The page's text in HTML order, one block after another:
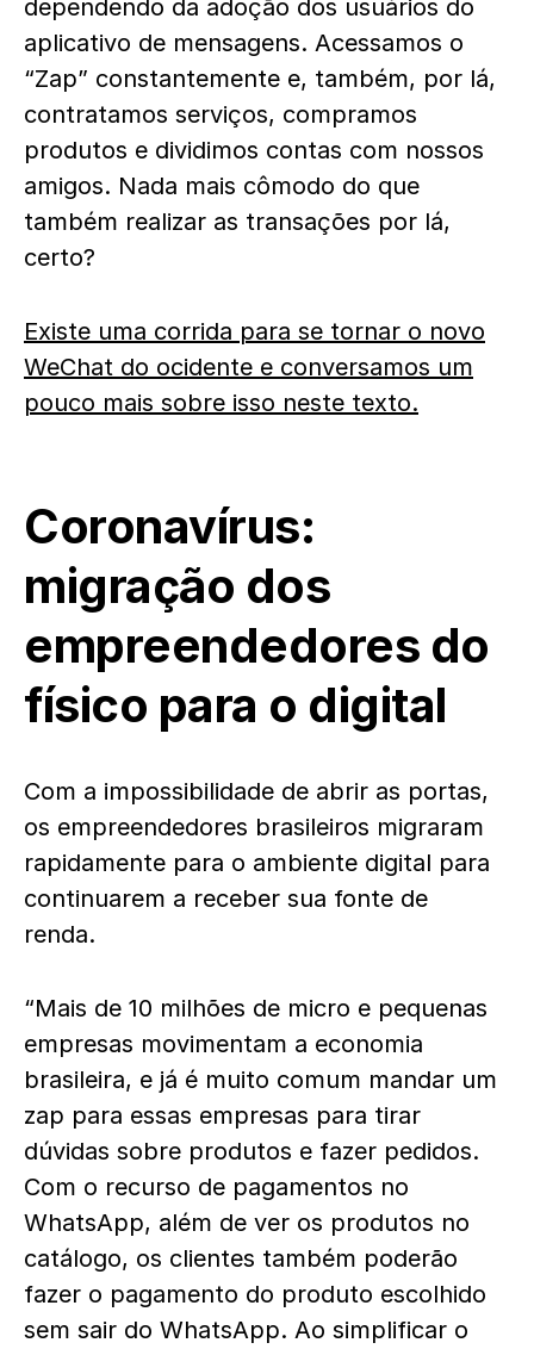
dependendo da adoção dos usuários do
aplicativo de mensagens. Acessamos o
“Zap” constantemente e, também, por lá,
contratamos serviços, compramos
produtos e dividimos contas com nossos
amigos. Nada mais cômodo do que
também realizar as transações por lá,
certo?
Existe uma corrida para se tornar o novo
WeChat do ocidente e conversamos um
pouco mais sobre isso neste texto.
Coronavírus:
migração dos
empreendedores do
físico para o digital
Com a impossibilidade de abrir as portas,
os empreendedores brasileiros migraram
rapidamente para o ambiente digital para
continuarem a receber sua fonte de
renda.
“Mais de 10 milhões de micro e pequenas
empresas movimentam a economia
brasileira, e já é muito comum mandar um
zap para essas empresas para tirar
dúvidas sobre produtos e fazer pedidos.
Com o recurso de pagamentos no
WhatsApp, além de ver os produtos no
catálogo, os clientes também poderão
fazer o pagamento do produto escolhido
sem sair do WhatsApp. Ao simplificar o